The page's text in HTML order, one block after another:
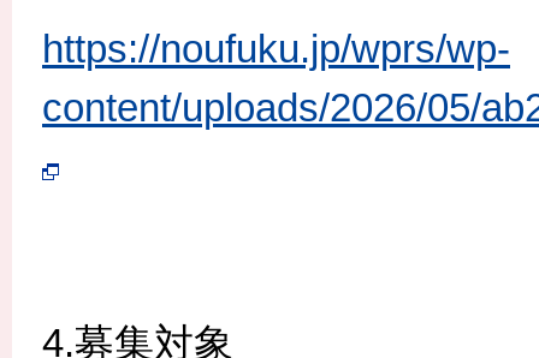
https://noufuku.jp/wprs/wp-
content/uploads/2026/05/
4.募集対象